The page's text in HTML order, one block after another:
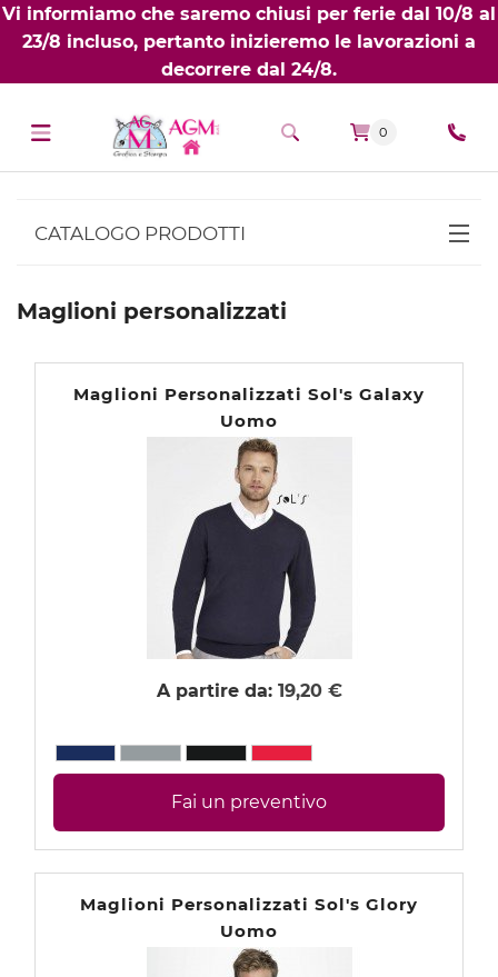
Vi informiamo che saremo chiusi per ferie dal 10/8 al
23/8 incluso, pertanto inizieremo le lavorazioni a
decorrere dal 24/8.
0
CATALOGO PRODOTTI
NOBILITATI
T-SHIRT PERSONALIZZATE
GADGET PERSONALIZZATI
AGENDE PERSONALIZZATE 2027
CALENDARI PERSONALIZZATI 2027
SHOPPER PERSONALIZZATE CON LOGO
CAPPELLINI PERSONALIZZATI CON LOGO
ABBIGLIAMENTO PERSONALIZZATO CON LOGO
Abbigliamento uomo personalizzato
Giacche e Giubbotti personalizzati
Maglioni personalizzati
Pantaloni personalizzati
Cravatte personalizzate
Maglioni personalizzati
Maglioni Personalizzati Sol's Galaxy
Uomo
A partire da: 19,20 €
Fai un preventivo
Maglioni Personalizzati Sol's Glory
Uomo